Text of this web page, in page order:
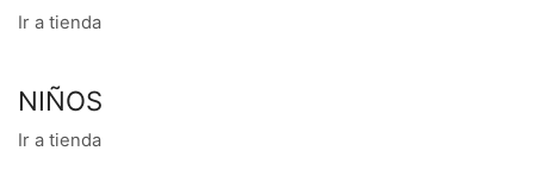
Ir a tienda
NIÑOS
Ir a tienda